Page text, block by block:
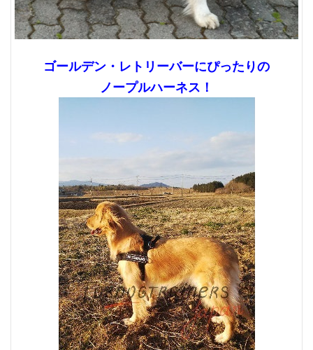
ゴールデン・レトリーバーにぴったりの
ノープルハーネス！